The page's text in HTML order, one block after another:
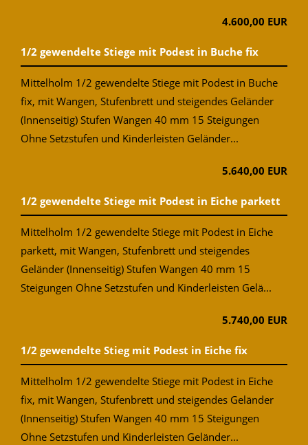
4.600,00 EUR
1/2 gewendelte Stiege mit Podest in Buche fix
Mittelholm 1/2 gewendelte Stiege mit Podest in Buche
fix, mit Wangen, Stufenbrett und steigendes Geländer
(Innenseitig) Stufen Wangen 40 mm 15 Steigungen
Ohne Setzstufen und Kinderleisten Geländer...
5.640,00 EUR
1/2 gewendelte Stiege mit Podest in Eiche parkett
Mittelholm 1/2 gewendelte Stiege mit Podest in Eiche
parkett, mit Wangen, Stufenbrett und steigendes
Geländer (Innenseitig) Stufen Wangen 40 mm 15
Steigungen Ohne Setzstufen und Kinderleisten Gelä...
5.740,00 EUR
1/2 gewendelte Stieg mit Podest in Eiche fix
Mittelholm 1/2 gewendelte Stiege mit Podest in Eiche
fix, mit Wangen, Stufenbrett und steigendes Geländer
(Innenseitig) Stufen Wangen 40 mm 15 Steigungen
Ohne Setzstufen und Kinderleisten Geländer...